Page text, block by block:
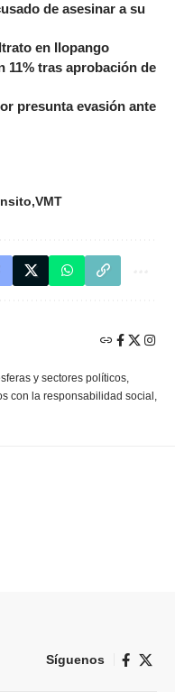
de asesinar a su
en Ilopango
11% tras aprobación de
presunta evasión ante
VMT
y sectores políticos,
con la responsabilidad social,
Síguenos